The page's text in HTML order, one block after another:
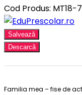
Cod Produs: MT18-7
Salvează
Descarcă
Familia mea – fise de